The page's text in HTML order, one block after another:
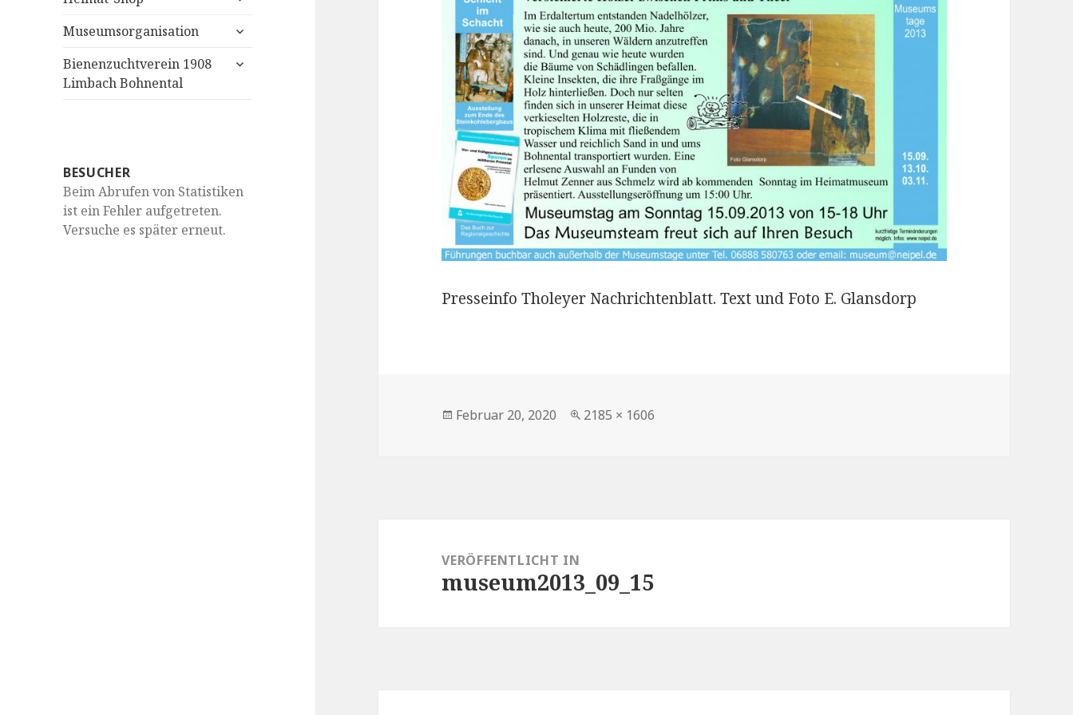
Museumsorganisation
untermenü
Bienenzuchtverein 1908
Limbach Bohnental
untermenü
BESUCHER
Beim Abrufen von Statistiken
ist ein Fehler aufgetreten.
Versuche es später erneut.
Presseinfo Tholeyer Nachrichtenblatt. Text und Foto E. Glansdorp
Veröffentlicht
Februar 20, 2020
Volle
2185 × 1606
VERÖFFENTLICHT IN
museum2013_09_15